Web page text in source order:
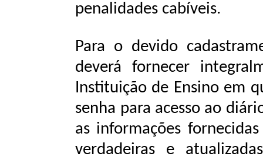
penalidades cabíveis.
Para o devido
deverá
fornecer
Instituição de Ensino em
senha para acesso ao
as informações
verdadeiras e